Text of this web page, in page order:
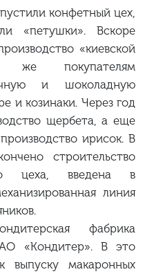
конфетный цех,
«петушки». Вскоре
«киевской
же покупателям
и шоколадную
и козинаки. Через год
щербета, а еще
ирисок. В
строительство
цеха, введена в
линия
фабрика
«Кондитер». В это
выпуску макаронных